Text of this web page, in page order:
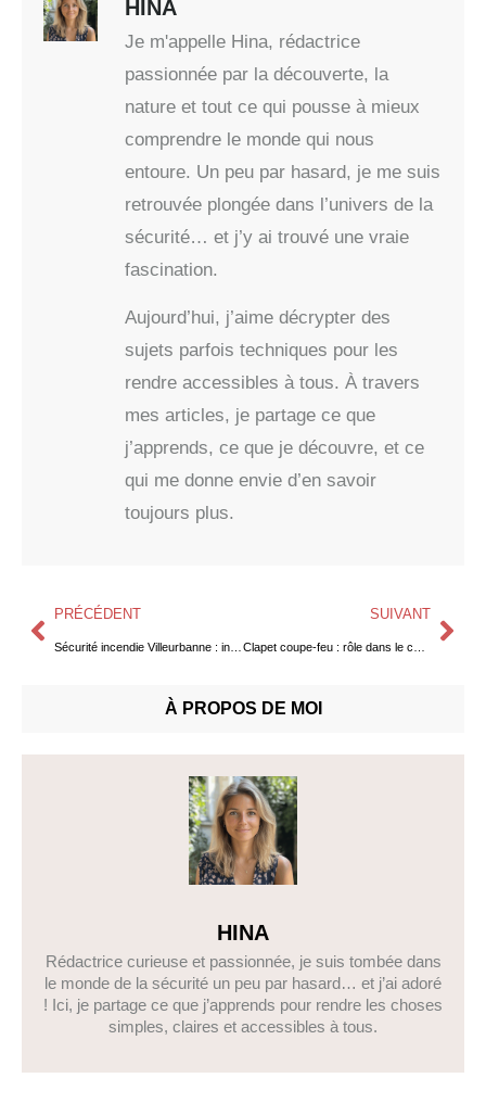
HINA
Je m'appelle Hina, rédactrice
passionnée par la découverte, la
nature et tout ce qui pousse à mieux
comprendre le monde qui nous
entoure. Un peu par hasard, je me suis
retrouvée plongée dans l’univers de la
sécurité… et j’y ai trouvé une vraie
fascination.
Aujourd’hui, j’aime décrypter des
sujets parfois techniques pour les
rendre accessibles à tous. À travers
mes articles, je partage ce que
j’apprends, ce que je découvre, et ce
qui me donne envie d’en savoir
toujours plus.
PRÉCÉDENT SUIVANT
À PROPOS DE MOI
HINA
Rédactrice curieuse et passionnée, je suis tombée dans
le monde de la sécurité un peu par hasard… et j’ai adoré
! Ici, je partage ce que j’apprends pour rendre les choses
simples, claires et accessibles à tous.